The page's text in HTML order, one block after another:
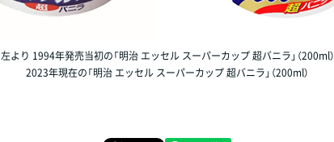
左より 1994年発売当初の「明治 エッセル スーパーカップ 超バニラ」（200ml）
2023年現在の「明治 エッセル スーパーカップ 超バニラ」（200ml）